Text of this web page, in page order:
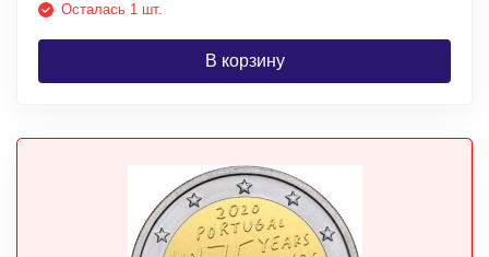
Осталась 1 шт.
В корзину